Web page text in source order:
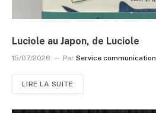
Luciole au Japon, de Luciole
15/07/2026 Par Service communication
LIRE LA SUITE